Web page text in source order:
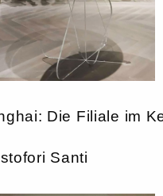
Die Filiale im
Santi